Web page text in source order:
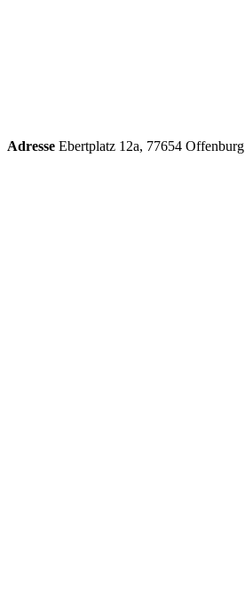
Adresse Ebertplatz 12a, 77654 Offenburg